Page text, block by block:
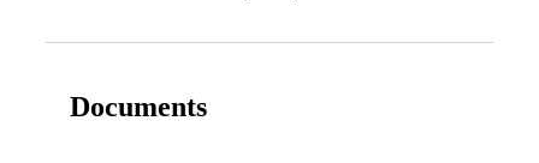
Documents